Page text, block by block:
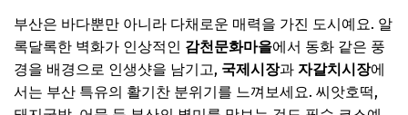
부산은 바다뿐만 아니라 다채로운 매력을 가진 도시예요. 알
록달록한 벽화가 인상적인 감천문화마을에서 동화 같은 풍
경을 배경으로 인생샷을 남기고, 국제시장과 자갈치시장에
서는 부산 특유의 활기찬 분위기를 느껴보세요. 씨앗호떡,